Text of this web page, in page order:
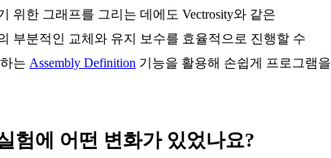
위한 그래프를 그리는 데에도 Vectrosity와 같은
부분적인 교체와 유지 보수를 효율적으로 진행할 수
는 Assembly Definition 기능을 활용해 손쉽게 프로그램을
험에 어떤 변화가 있었나요?